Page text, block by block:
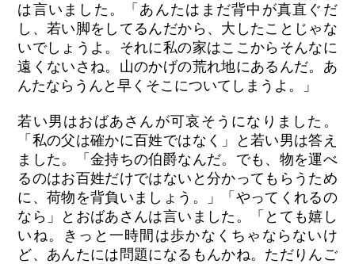
は言いました。「あんたはまだ背中が真直ぐだ
し、若い脚をしてるんだから、大したことじゃな
いでしょうよ。それに私の家はここからそんなに
遠くないさね。山のかげの荒れ地にあるんだ。あ
んたならうんと早くそこについてしまうよ。」
若い男はおばあさんが可哀そうになりました。
「私の父は確かに百姓ではなく」と若い男は答え
ました。「金持ちの伯爵なんだ。でも、物を運べ
るのはお百姓だけではないと分かってもらうため
に、荷物を背負いましょう。」「やってくれるの
なら」とおばあさんは言いました。「とても嬉し
いね。きっと一時間は歩かなくちゃならないけ
ど、あんたには問題になるもんかね。ただりんご